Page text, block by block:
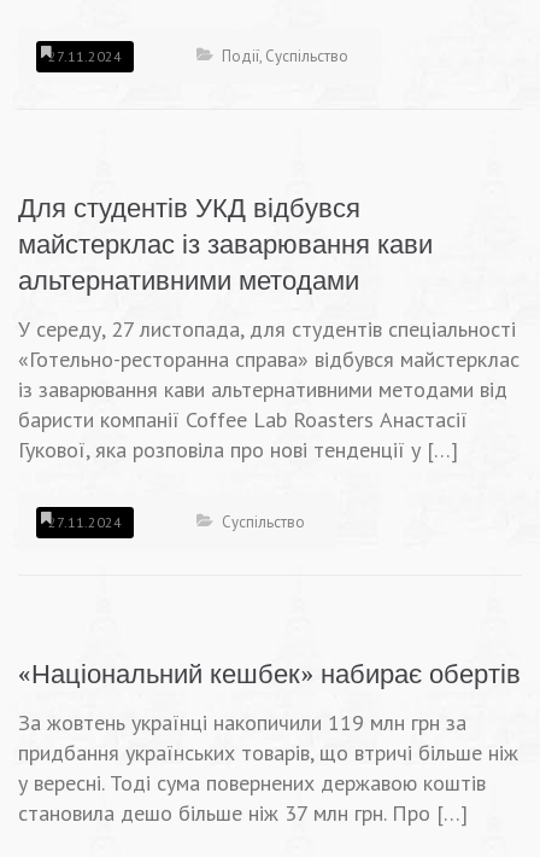
27.11.2024 Події, Суспільство
Для студентів УКД відбувся
майстерклас із заварювання кави
альтернативними методами
У середу, 27 листопада, для студентів спеціальності
«Готельно-ресторанна справа» відбувся майстерклас
із заварювання кави альтернативними методами від
баристи компанії Coffee Lab Roasters Анастасії
Гукової, яка розповіла про нові тенденції у […]
27.11.2024 Суспільство
«Національний кешбек» набирає обертів
За жовтень українці накопичили 119 млн грн за
придбання українських товарів, що втричі більше ніж
у вересні. Тоді сума повернених державою коштів
становила дешо більше ніж 37 млн грн. Про […]